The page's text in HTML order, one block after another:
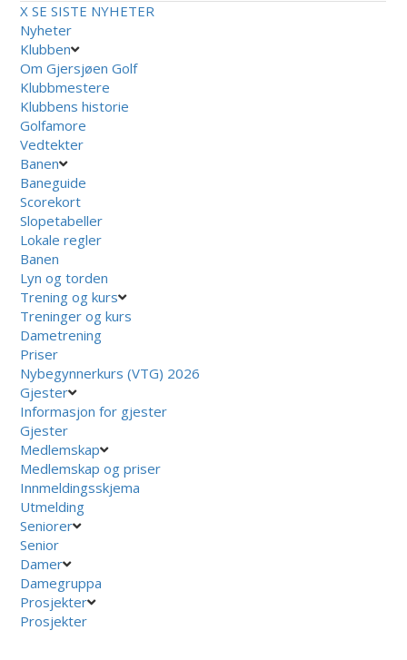
X SE SISTE NYHETER
Nyheter
Klubben
Om Gjersjøen Golf
Klubbmestere
Klubbens historie
Golfamore
Vedtekter
Banen
Baneguide
Scorekort
Slopetabeller
Lokale regler
Banen
Lyn og torden
Trening og kurs
Treninger og kurs
Dametrening
Priser
Nybegynnerkurs (VTG) 2026
Gjester
Informasjon for gjester
Gjester
Medlemskap
Medlemskap og priser
Innmeldingsskjema
Utmelding
Seniorer
Senior
Damer
Damegruppa
Prosjekter
Prosjekter